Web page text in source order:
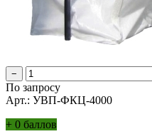
По запросу
Арт.: УВП-ФКЦ-4000
+ 0 баллов